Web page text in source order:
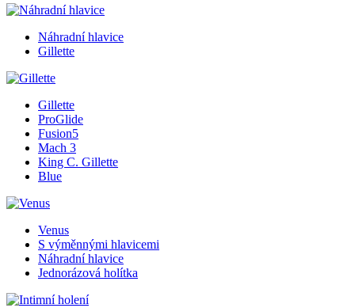
Náhradní hlavice
Gillette
Gillette
ProGlide
Fusion5
Mach 3
King C. Gillette
Blue
Venus
S výměnnými hlavicemi
Náhradní hlavice
Jednorázová holítka